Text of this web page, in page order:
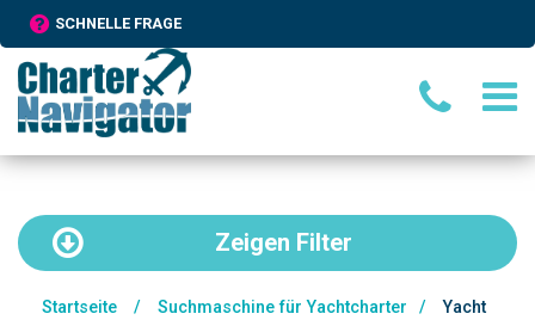
SCHNELLE FRAGE
Zeigen Filter
Startseite / Suchmaschine für Yachtcharter /
Yacht